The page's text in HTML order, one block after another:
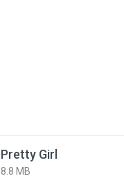
Pretty Girl
8.8 MB